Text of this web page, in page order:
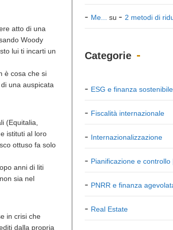
atto di una
Woody
lui ti incarti un
è cosa che si
una auspicata
(Equitalia,
istituti al loro
ottuso fa solo
anni di liti
sia nel
in crisi che
dalla propria
Me... su 2 metodi di
Categorie
ESG e finanza sostenibile
Fiscalità internazionale
Internazionalizzazione
Pianificazione e
PNRR e finanza
Real Estate